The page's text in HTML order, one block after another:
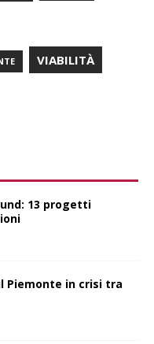
VIABILITÀ
13 progetti
Piemonte in crisi tra